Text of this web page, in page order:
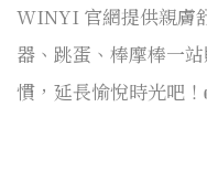
WINYI 官網提供親膚
器、跳蛋、棒摩棒一
慣，延長愉悅時光吧